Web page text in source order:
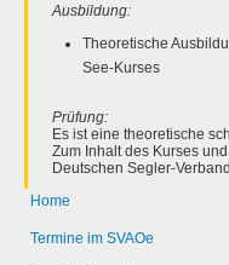
Ausbildung:
Theoretische
See-Kurses
Prüfung:
Es ist eine theoretische
Zum Inhalt des Kurses
Deutschen Segler-
Home
Termine im SVAOe